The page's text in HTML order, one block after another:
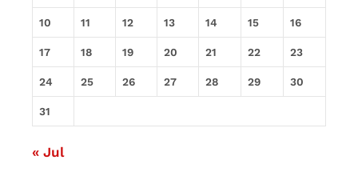
10 11 12 13 14 15 16
17 18 19 20 21 22 23
24 25 26 27 28 29 30
31
« Jul